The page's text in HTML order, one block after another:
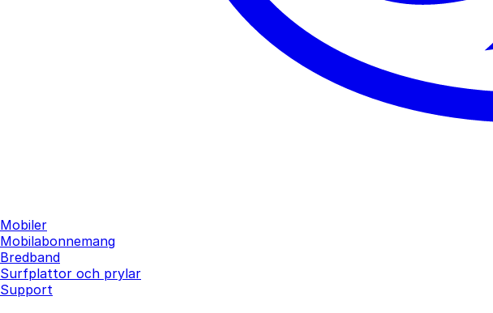
Mobiler
Mobilabonnemang
Bredband
Surfplattor och prylar
Support